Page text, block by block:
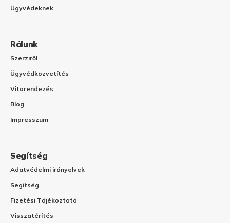
Ügyvédeknek
Rólunk
Szerziről
Ügyvédközvetítés
Vitarendezés
Blog
Impresszum
Segítség
Adatvédelmi irányelvek
Segítség
Fizetési Tájékoztató
Visszatérítés